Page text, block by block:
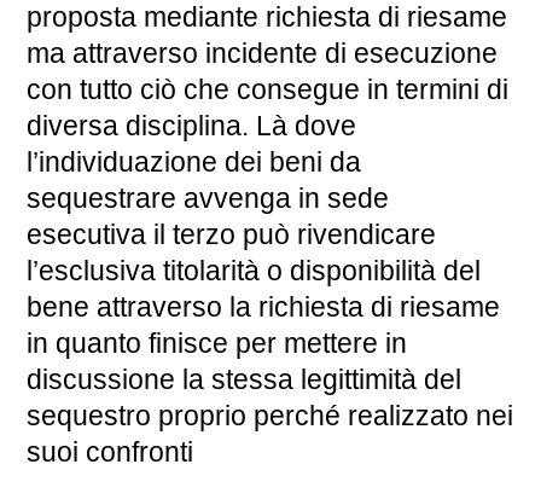
proposta mediante richiesta di riesame
ma attraverso incidente di esecuzione
con tutto ciò che consegue in termini di
diversa disciplina. Là dove
l’individuazione dei beni da
sequestrare avvenga in sede
esecutiva il terzo può rivendicare
l’esclusiva titolarità o disponibilità del
bene attraverso la richiesta di riesame
in quanto finisce per mettere in
discussione la stessa legittimità del
sequestro proprio perché realizzato nei
suoi confronti